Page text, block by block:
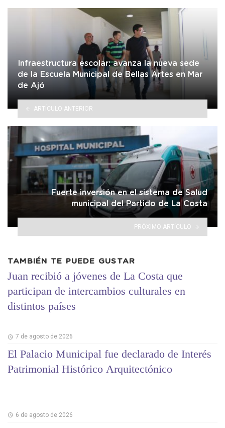
Infraestructura escolar: avanza la nueva sede
de la Escuela Municipal de Bellas Artes en Mar
de Ajó
ARTÍCULO ANTERIOR
Fuerte inversión en el sistema de Salud
municipal del Partido de La Costa
PRÓXIMO ARTÍCULO
TAMBIÉN TE PUEDE GUSTAR
Juan recibió a jóvenes de La Costa que
participan de intercambios culturales en
distintos países
7 de agosto de 2026
El Palacio Municipal fue declarado de Interés
Patrimonial Histórico Arquitectónico
6 de agosto de 2026